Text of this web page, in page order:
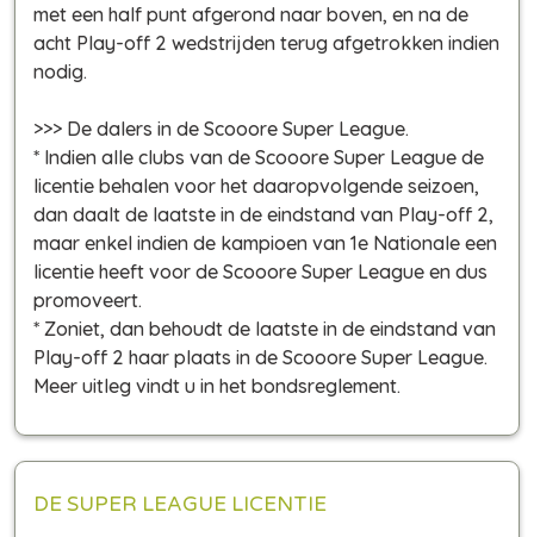
met een half punt afgerond naar boven, en na de
acht Play-off 2 wedstrijden terug afgetrokken indien
nodig.
>>> De dalers in de Scooore Super League.
* Indien alle clubs van de Scooore Super League de
licentie behalen voor het daaropvolgende seizoen,
dan daalt de laatste in de eindstand van Play-off 2,
maar enkel indien de kampioen van 1e Nationale een
licentie heeft voor de Scooore Super League en dus
promoveert.
* Zoniet, dan behoudt de laatste in de eindstand van
Play-off 2 haar plaats in de Scooore Super League.
Meer uitleg vindt u in het bondsreglement.
DE SUPER LEAGUE LICENTIE